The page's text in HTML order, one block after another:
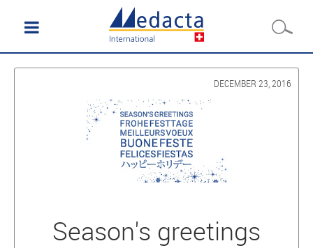
DECEMBER 23, 2016
Season's greetings